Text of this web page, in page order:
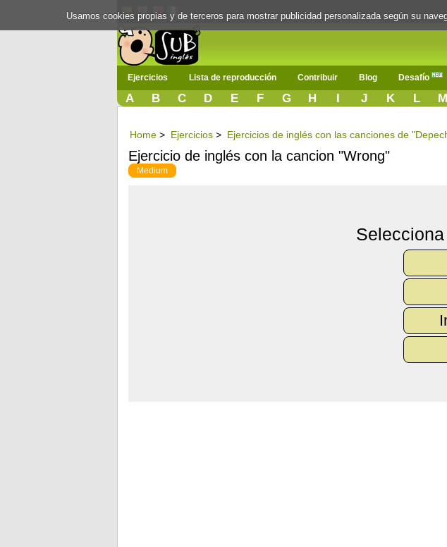
Ejercicios Lista de reproducción Contribuir Blog Desafío
A B C D E F G H I J K L M
Home > Ejercicios > Ejercicios de inglés con las canciones de
Ejercicio de inglés con la cancion "Wrong"
Medium
Usamos cookies propias y de terceros para mostrar publicidad personalizada según su